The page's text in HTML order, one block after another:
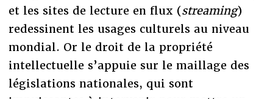
et les sites de lecture en flux (streaming)
redessinent les usages culturels au niveau
mondial. Or le droit de la propriété
intellectuelle s’appuie sur le maillage des
législations nationales, qui sont